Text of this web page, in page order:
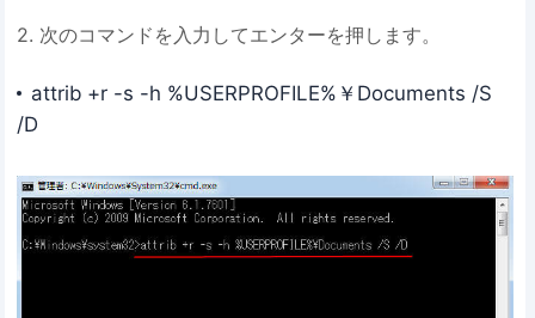
2. 次のコマンドを入力してエンターを押します。
attrib +r -s -h %USERPROFILE%￥Documents /S
/D